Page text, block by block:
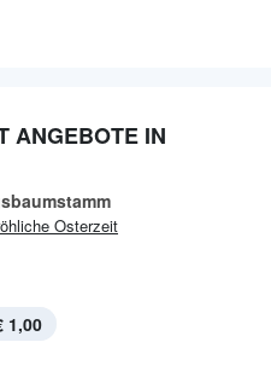
ANGEBOTE IN
Osterzeit
1,00